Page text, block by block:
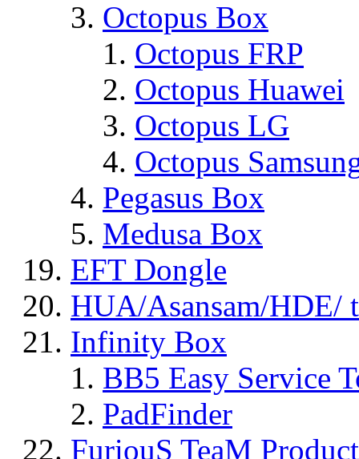
Octopus Box
Octopus FRP
Octopus Huawei
Octopus LG
Octopus
Pegasus Box
Medusa Box
EFT Dongle
HUA/Asansam/HDE/
Infinity Box
BB5 Easy Service
PadFinder
FuriouS TeaM